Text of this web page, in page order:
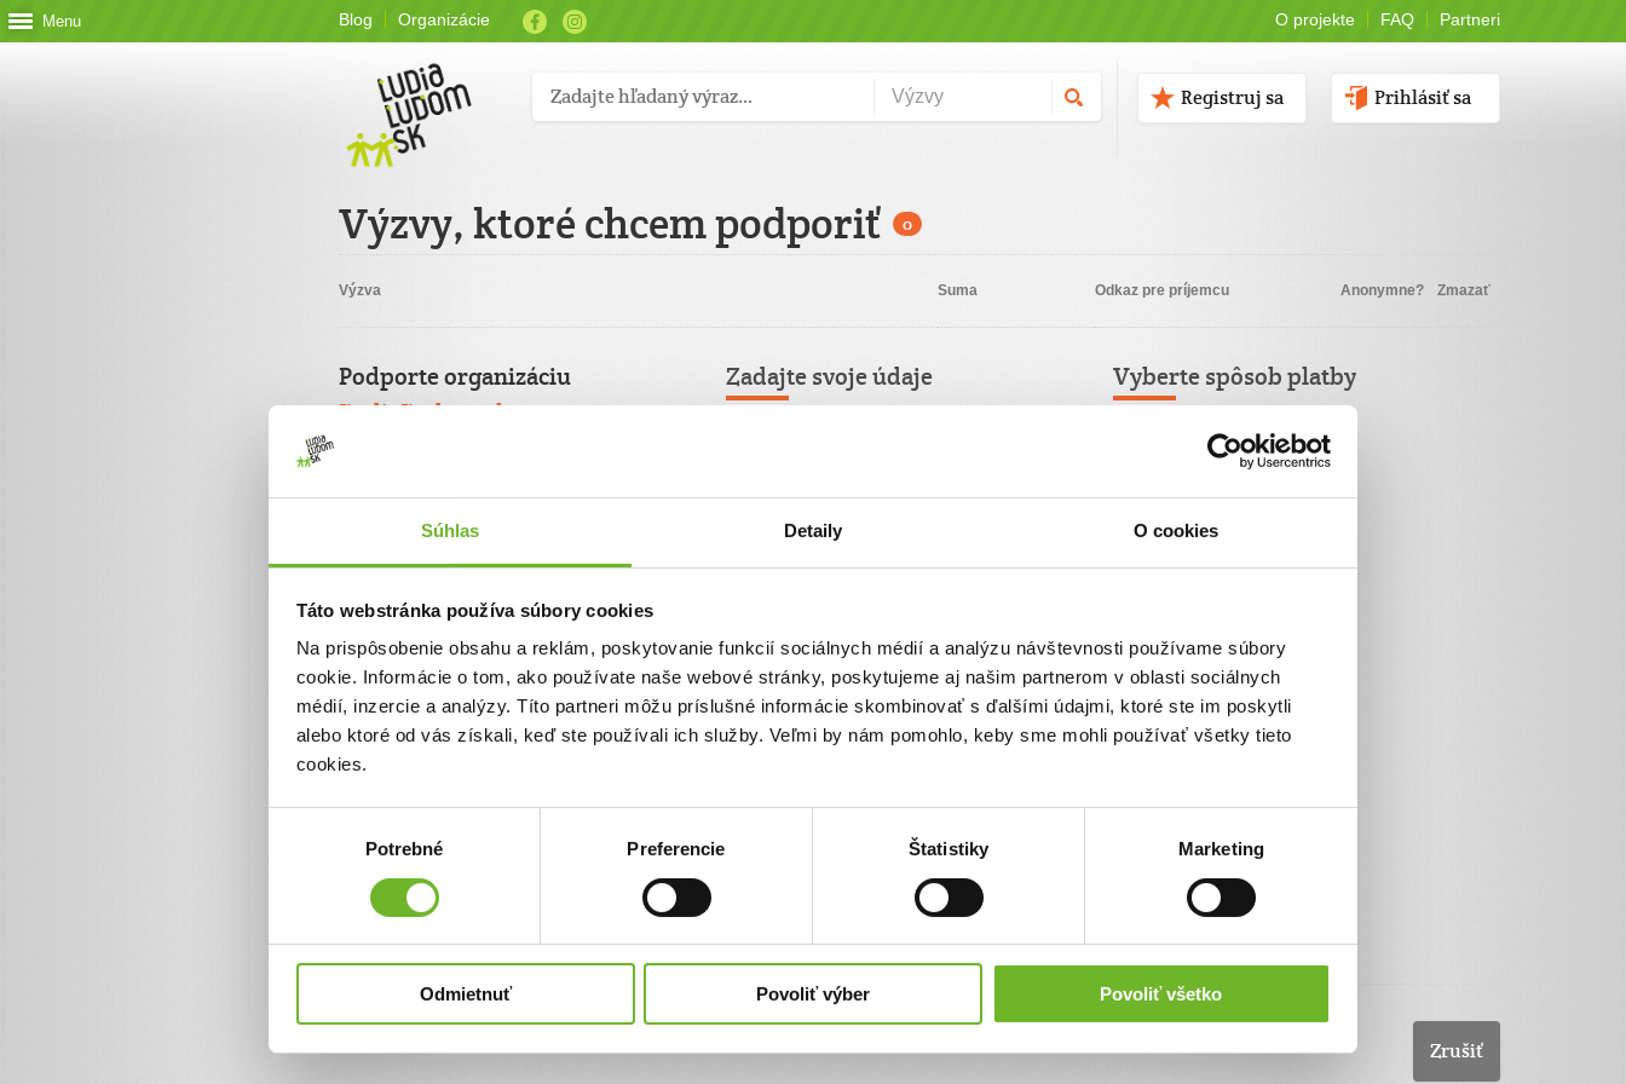
Súhlas Detaily O cookies
Táto webstránka používa súbory cookies
Na prispôsobenie obsahu a reklám, poskytovanie funkcií sociálnych médií a analýzu návštevnosti používame súbory
cookie. Informácie o tom, ako používate naše webové stránky, poskytujeme aj našim partnerom v oblasti sociálnych
médií, inzercie a analýzy. Títo partneri môžu príslušné informácie skombinovať s ďalšími údajmi, ktoré ste im poskytli
alebo ktoré od vás získali, keď ste používali ich služby. Veľmi by nám pomohlo, keby sme mohli používať všetky tieto
cookies.
Potrebné Preferencie Štatistiky Marketing
Odmietnuť Povoliť výber Povoliť všetko
Menu Blog Organizácie O projekte FAQ Partneri
Prihlásiť sa
Registruj sa
Výzvy, ktoré chcem podporiť 0
Výzva Suma Odkaz pre príjemcu Anonymne? Zmazať
Podporte organizáciu
ĽudiaĽudom.sk
Celková suma
0 €
Zadajte svoje údaje
Priezvisko
Email
Súhlasím spodmienkami a pravidlami
Úplné znenie poučenia o spracovaní osobných údajov
Vyberte spôsob platby
Platba kartou
Platba bankovým prevodom
Pay by square
Zrušiť